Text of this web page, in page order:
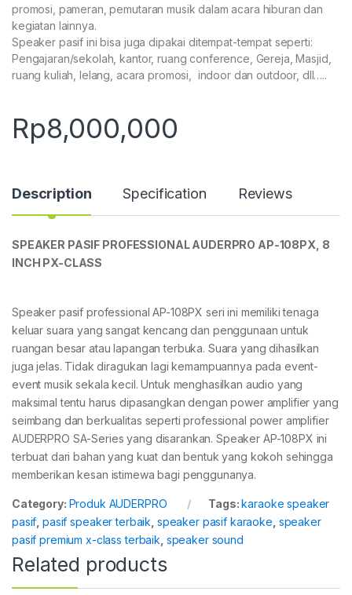
promosi, pameran, pemutaran musik dalam acara hiburan dan
kegiatan lainnya.
Speaker pasif ini bisa juga dipakai ditempat-tempat seperti:
Pengajaran/sekolah, kantor, ruang conference, Gereja, Masjid,
ruang kuliah, lelang, acara promosi, indoor dan outdoor, dll…..
Rp8,000,000
Description Specification Reviews
SPEAKER PASIF PROFESSIONALAUDERPRO AP-108PX 8
INCH PX-CLASS
Speaker pasif professional AP-108PX seri ini memiliki tenaga
keluar suara yang sangat kencang dan penggunaan untuk
ruangan besar atau lapangan terbuka. Suara yang dihasilkan
juga jelas. Tidak diragukan lagi kemampuannya pada event-
event musik sekala kecil. Untuk menghasilkan audio yang
maksimal tentu harus dipasangkan dengan power amplifier yang
seimbang dan berkualitas seperti professional power amplifier
AUDERPRO SA-Series yang disarankan. Speaker AP-108PX ini
terbuat dari bahan yang kuat dan bentuk yang kokoh sehingga
memberikan kesan istimewa bagi penggunanya.
Category: Produk AUDERPRO Tags:karaoke speaker
pasif ,pasif speaker terbaik speaker pasif karaoke speaker
pasif premium x-class terbaik speaker sound
Related products